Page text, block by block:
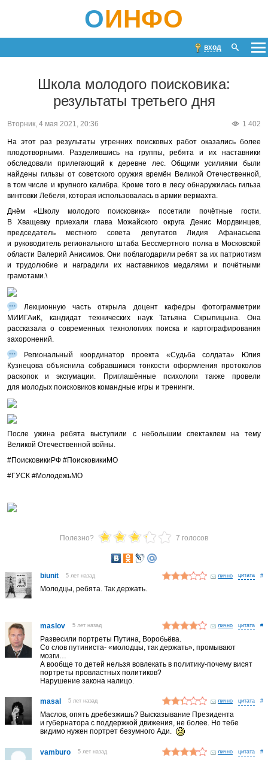
ОИНФО
вход
Школа молодого поисковика:
результаты третьего дня
1 402
Вторник, 4 мая 2021, 20:36
На этот раз результаты утренних поисковых работ оказались более
плодотворными. Разделившись на группы, ребята и их наставники
обследовали прилегающий к деревне лес. Общими усилиями были
найдены гильзы от советского оружия времён Великой Отечественной,
в том числе и крупного калибра. Кроме того в лесу обнаружилась гильза
винтовки Лебеля, которая использовалась в армии вермахта.
Днём «Школу молодого поисковика» посетили почётные гости.
В Хващевку приехали глава Можайского округа Денис Мордвинцев,
председатель местного совета депутатов Лидия Афанасьева
и руководитель регионального штаба Бессмертного полка в Московской
области Валерий Анисимов. Они поблагодарили ребят за их патриотизм
и трудолюбие и наградили их наставников медалями и почётными
грамотами.\
Лекционную часть открыла доцент кафедры фотограмметрии
МИИГАиК, кандидат технических наук Татьяна Скрыпицына. Она
рассказала о современных технологиях поиска и картографирования
захоронений.
Региональный координатор проекта «Судьба солдата» Юлия
Кузнецова объяснила собравшимся тонкости оформления протоколов
раскопок и эксгумации. Приглашённые психологи также провели
для молодых поисковиков командные игры и тренинги.
После ужина ребята выступили с небольшим спектаклем на тему
Великой Отечественной войны.
#ПоисковикиРФ #ПоисковикиМО
#ГУСК #МолодежьМО
Полезно? 7 голосов
biunit 5 лет назад лично #
Молодцы, ребята. Так держать.
maslov 5 лет назад лично #
Развесили портреты Путина, Воробьёва.
Со слов путиниста- «молодцы, так держать», промывают
мозги…
А вообще то детей нельзя вовлекать в политику-почему висят
портреты провластных политиков?
Нарушение закона налицо.
masal 5 лет назад лично #
Маслов, опять дребезжишь? Высказывание Президента
и губернатора с поддержкой движения, не более. Но тебе
видимо нужен портрет безумного Ади.
vamburo 5 лет назад лично #